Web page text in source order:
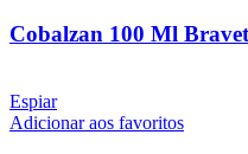
Cobalzan 100 Ml Bravet
Espiar
Adicionar aos favoritos